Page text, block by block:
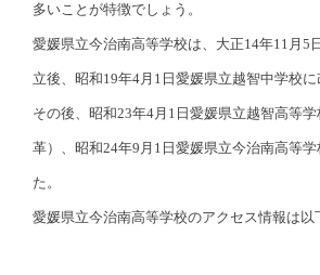
多いことが特徴でしょう。
愛媛県立今治南高等学校は、大正14年11月5
立後、昭和19年4月1日愛媛県立越智中学校に
その後、昭和23年4月1日愛媛県立越智高等
革）、昭和24年9月1日愛媛県立今治南高等
た。
愛媛県立今治南高等学校のアクセス情報は以